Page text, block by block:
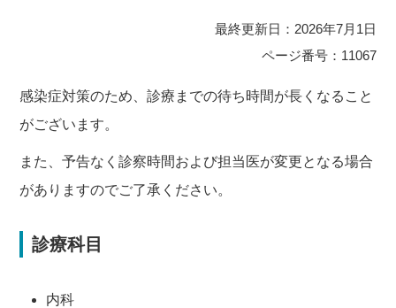
最終更新日：2026年7月1日
ページ番号：11067
感染症対策のため、診療までの待ち時間が長くなること
がございます。
また、予告なく診察時間および担当医が変更となる場合
がありますのでご了承ください。
診療科目
内科